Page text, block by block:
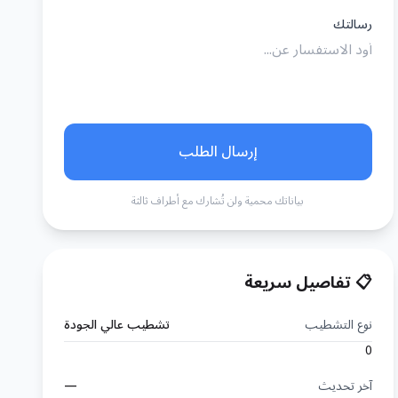
رسالتك
إرسال الطلب
بياناتك محمية ولن تُشارك مع أطراف ثالثة
📋 تفاصيل سريعة
نوع التشطيب
تشطيب عالي الجودة
0
آخر تحديث
—